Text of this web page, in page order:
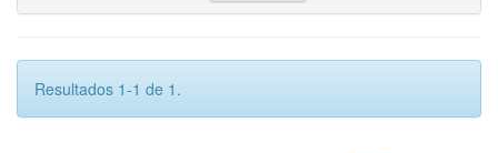
Resultados 1-1 de 1.